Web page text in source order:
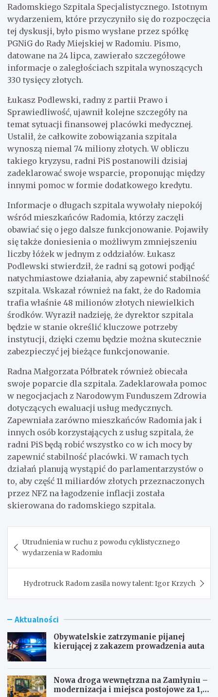
Radomskiego Szpitala Specjalistycznego. Istotnym
wydarzeniem, które przyczyniło się do rozpoczęcia
tej dyskusji, było pismo wysłane przez spółkę
PGNiG do Rady Miejskiej w Radomiu. Pismo,
datowane na 24 lipca, zawierało szczegółowe
informacje o zaległościach szpitala wynoszących
330 tysięcy złotych.
Łukasz Podlewski, radny z partii Prawo i
Sprawiedliwość, ujawnił kolejne szczegóły na
temat sytuacji finansowej placówki medycznej.
Ustalił, że całkowite zobowiązania szpitala
wynoszą niemal 74 miliony złotych. W obliczu
takiego kryzysu, radni PiS postanowili dzisiaj
zadeklarować swoje wsparcie, proponując między
innymi pomoc w formie dodatkowego kredytu.
Informacje o długach szpitala wywołały niepokój
wśród mieszkańców Radomia, którzy zaczęli
obawiać się o jego dalsze funkcjonowanie. Pojawiły
się także doniesienia o możliwym zmniejszeniu
liczby łóżek w jednym z oddziałów. Łukasz
Podlewski stwierdził, że radni są gotowi podjąć
natychmiastowe działania, aby zapewnić stabilność
szpitala. Wskazał również na fakt, że do Radomia
trafia właśnie 48 milionów złotych niewielkich
środków. Wyraził nadzieję, że dyrektor szpitala
będzie w stanie określić kluczowe potrzeby
instytucji, dzięki czemu będzie można skutecznie
zabezpieczyć jej bieżące funkcjonowanie.
Radna Małgorzata Półbratek również obiecała
swoje poparcie dla szpitala. Zadeklarowała pomoc
w negocjacjach z Narodowym Funduszem Zdrowia
dotyczących ewaluacji usług medycznych.
Zapewniała zarówno mieszkańców Radomia jak i
innych osób korzystających z usług szpitala, że
radni PiS będą robić wszystko co w ich mocy by
zapewnić stabilność placówki. W ramach tych
działań planują wystąpić do parlamentarzystów o
to, aby część 11 miliardów złotych przeznaczonych
przez NFZ na łagodzenie inflacji została
skierowana do radomskiego szpitala.
wpisu
Utrudnienia w ruchu z powodu cyklistycznego
wydarzenia w Radomiu
Hydrotruck Radom zasila nowy talent: Igor Krzych
Aktualności
Obywatelskie zatrzymanie pijanej
kierującej z zakazem prowadzenia auta
Nowa droga wewnętrzna na Zamłyniu –
modernizacja i miejsca postojowe za 1,1